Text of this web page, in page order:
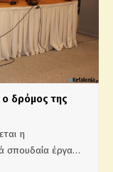
δρόμος της
η
σπουδαία έργα…